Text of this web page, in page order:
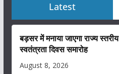
Latest
बड़सर में मनाया जाएगा राज्य स्तरीय
स्वतंत्रता दिवस समारोह
August 8, 2026